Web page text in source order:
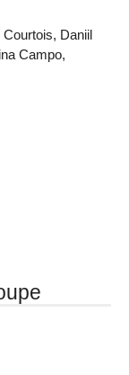
Daniil
Campo,